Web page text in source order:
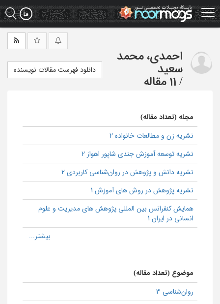
Skip
to
main
احمدی، محمد
سعید
/ 11 مقاله
دانلود فهرست مقالات نویسنده
مجله (تعداد مقاله)
نشریه زن و مطالعات خانواده 2
نشریه توسعه آموزش جندی شاپور اهواز 2
نشریه دانش و پژوهش در روان‌شناسی کاربردی 2
نشریه پژوهش در روش ‌های آموزش 1
همایش کنفرانس بین المللی پژوهش های مدیریت و علوم
انسانی در ایران 1
موضوع (تعداد مقاله)
روان‌شناسی 3